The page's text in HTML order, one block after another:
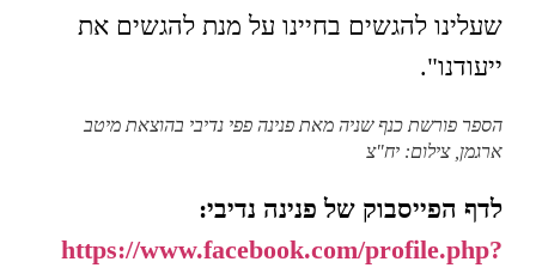
שעלינו להגשים בחיינו על מנת להגשים את
ייעודנו".
הספר פורשת כנף שניה מאת פנינה פפי נדיבי בהוצאת מיטב
ארגמן, צילום: יח"צ
לדף הפייסבוק של פנינה נדיבי:
https://www.facebook.com/profile.php?